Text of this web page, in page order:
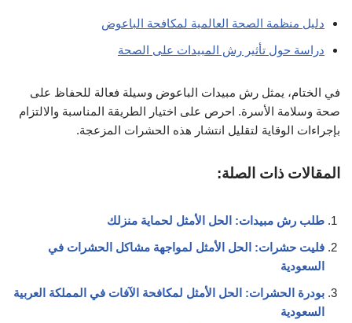
دليل منظمة الصحة العالمية لمكافحة الباعوض
دراسة حول تأثير رش المبيدات على الصحة
في الختام، يمثل رش مبيدات الباعوض وسيلة فعالة للحفاظ على
صحة وسلامة الأسرة. احرص على اختيار الطريقة المناسبة والالتزام
بإجراءات الوقاية لتقليل انتشار هذه الحشرات المزعجة.
المقالات ذات الصلة:
طلب رش مبيدات: الحل الأمثل لحماية منزلك
فليت حشرات: الحل الأمثل لمواجهة مشاكل الحشرات في
السعودية
بودرة الحشرات: الحل الأمثل لمكافحة الآفات في المملكة العربية
السعودية